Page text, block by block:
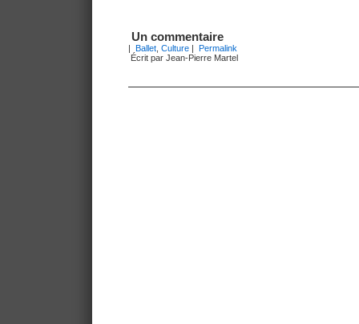
Un commentaire
| Ballet Culture | Permalink
Écrit par Jean-Pierre Martel